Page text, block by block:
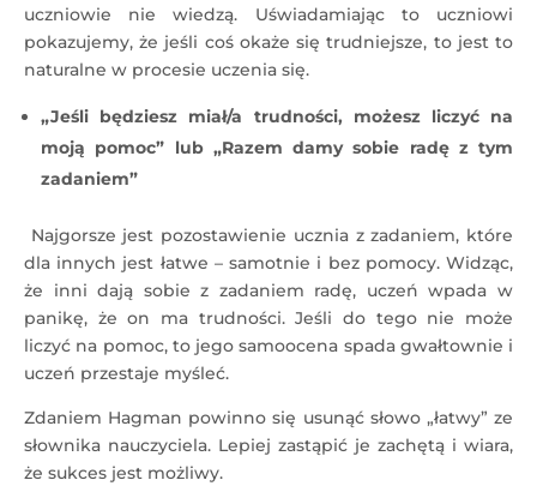
uczniowie nie wiedzą. Uświadamiając to uczniowi
pokazujemy, że jeśli coś okaże się trudniejsze, to jest to
naturalne w procesie uczenia się.
„Jeśli będziesz miał/a trudności, możesz liczyć na
moją pomoc” lub „Razem damy sobie radę z tym
zadaniem”
Najgorsze jest pozostawienie ucznia z zadaniem, które
dla innych jest łatwe – samotnie i bez pomocy. Widząc,
że inni dają sobie z zadaniem radę, uczeń wpada w
panikę, że on ma trudności. Jeśli do tego nie może
liczyć na pomoc, to jego samoocena spada gwałtownie i
uczeń przestaje myśleć.
Zdaniem Hagman powinno się usunąć słowo „łatwy” ze
słownika nauczyciela. Lepiej zastąpić je zachętą i wiara,
że sukces jest możliwy.